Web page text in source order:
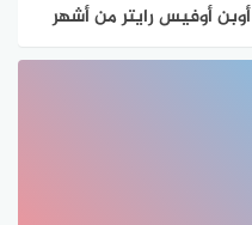
أوبن أوفيس رايتر من أشهر
برامج معالجة النصوص